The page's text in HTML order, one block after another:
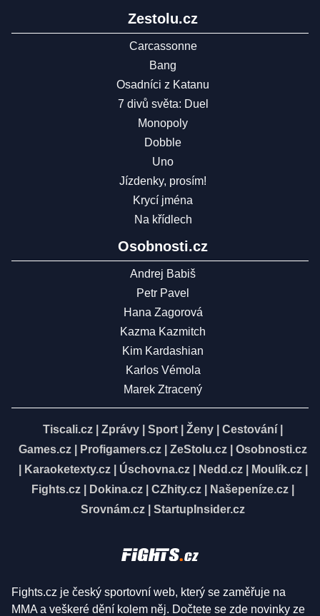
Zestolu.cz
Carcassonne
Bang
Osadníci z Katanu
7 divů světa: Duel
Monopoly
Dobble
Uno
Jízdenky, prosím!
Krycí jména
Na křídlech
Osobnosti.cz
Andrej Babiš
Petr Pavel
Hana Zagorová
Kazma Kazmitch
Kim Kardashian
Karlos Vémola
Marek Ztracený
Tiscali.cz Zprávy Sport Ženy Cestování
Games.cz
Profigamers.cz ZeStolu.cz
Osobnosti.cz
Karaoketexty.cz| Úschovna.cz| Nedd.cz| Moulík.cz|
Fights.cz
Dokina.cz CZhity.cz Našepeníze.cz
Srovnám.cz
StartupInsider.cz
Fights.cz je český sportovní web, který se zaměřuje na
MMA a veškeré dění kolem něj. Dočtete se zde novinky ze